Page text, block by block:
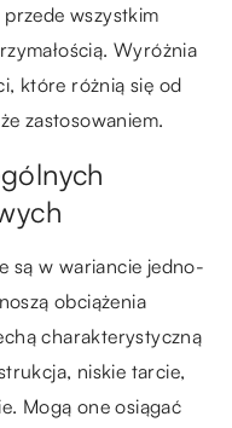
wszystkim
Wyróżnia
które różnią się od
zastosowaniem.
są w wariancie jedno-
obciążenia
charakterystyczną
niskie tarcie,
Mogą one osiągać